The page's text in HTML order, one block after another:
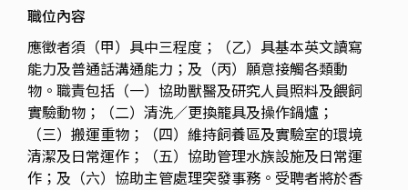
職位內容
應徵者須（甲）具中三程度；（乙）具基本英文讀寫
能力及普通話溝通能力；及（丙）願意接觸各類動
物。職責包括（一）協助獸醫及研究人員照料及餵飼
實驗動物；（二）清洗／更換籠具及操作鍋爐；
（三）搬運重物；（四）維持飼養區及實驗室的環境
清潔及日常運作；（五）協助管理水族設施及日常運
作；及（六）協助主管處理突發事務。受聘者將於香